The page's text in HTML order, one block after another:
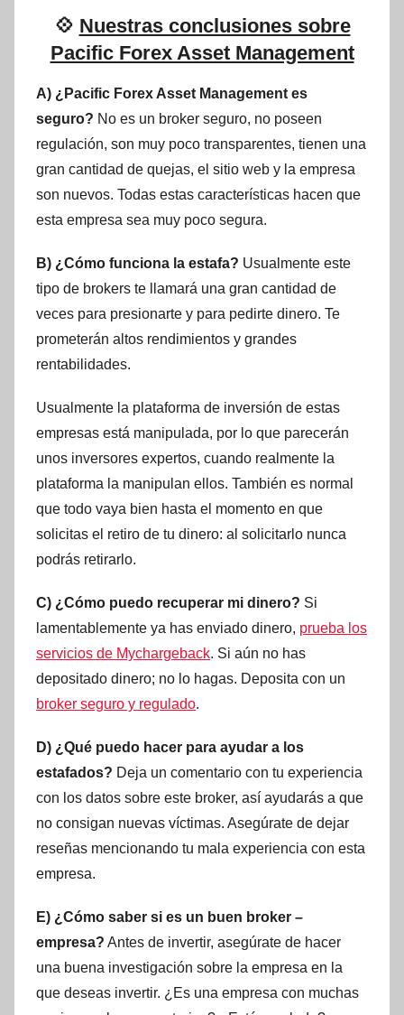
💠 Nuestras conclusiones sobre
Pacific Forex Asset Management
A) ¿Pacific Forex Asset Management es
seguro? No es un broker seguro, no poseen
regulación, son muy poco transparentes, tienen una
gran cantidad de quejas, el sitio web y la empresa
son nuevos. Todas estas características hacen que
esta empresa sea muy poco segura.
B) ¿Cómo funciona la estafa? Usualmente este
tipo de brokers te llamará una gran cantidad de
veces para presionarte y para pedirte dinero. Te
prometerán altos rendimientos y grandes
rentabilidades.
Usualmente la plataforma de inversión de estas
empresas está manipulada, por lo que parecerán
unos inversores expertos, cuando realmente la
plataforma la manipulan ellos. También es normal
que todo vaya bien hasta el momento en que
solicitas el retiro de tu dinero: al solicitarlo nunca
podrás retirarlo.
C) ¿Cómo puedo recuperar mi dinero? Si
lamentablemente ya has enviado dinero, prueba los
servicios de Mychargeback. Si aún no has
depositado dinero; no lo hagas. Deposita con un
broker seguro y regulado.
D) ¿Qué puedo hacer para ayudar a los
estafados? Deja un comentario con tu experiencia
con los datos sobre este broker, así ayudarás a que
no consigan nuevas víctimas. Asegúrate de dejar
reseñas mencionando tu mala experiencia con esta
empresa.
E) ¿Cómo saber si es un buen broker –
empresa? Antes de invertir, asegúrate de hacer
una buena investigación sobre la empresa en la
que deseas invertir. ¿Es una empresa con muchas